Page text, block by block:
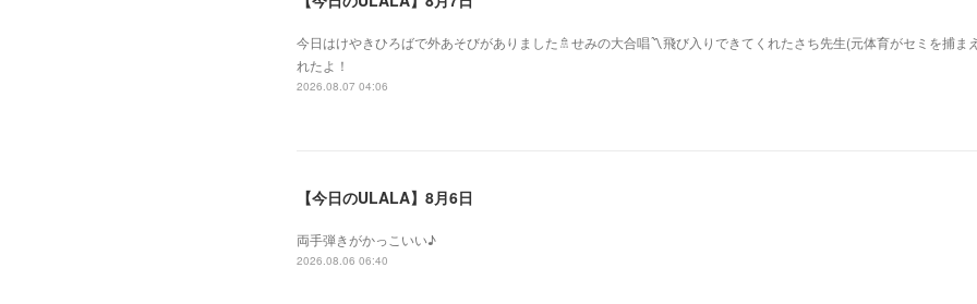
今日はけやきひろばで外あそびがありました🚿せみの大合唱〽飛び入りできてくれたさち先生(元体育がセミを捕ま
れたよ！
2026.08.07 04:06
【今日のULALA】8月6日
両手弾きがかっこいい♪
2026.08.06 06:40